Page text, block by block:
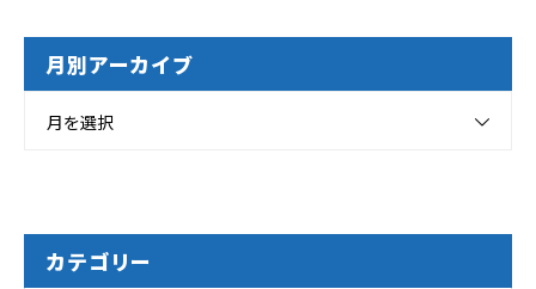
月別アーカイブ
月を選択
カテゴリー